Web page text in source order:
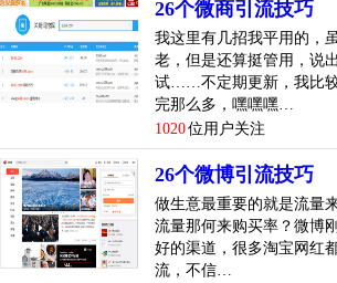
首先你要注册淘宝客小程序。注册方法如
首先申请注册微信小程序。目前小程序只
些相关的单位，个人暂时无法申请小程序
众号登录界面选择注册帐号，然后选择小
然填写淘宝客小程序的注册信息...[查看详
top4 怎么制作淘宝客小程序？淘宝
优势技巧
26个微商引流技巧
我这里有几招我平用的，
老，但是还算挺管用，说
试……不定期更新，我比
完那么多，嘿嘿嘿…
1020位用户关注
26个微博引流技巧
做生意最重要的就是流量
流量那何来购买率？微博
好的渠道，很多淘宝网红
流，不信…